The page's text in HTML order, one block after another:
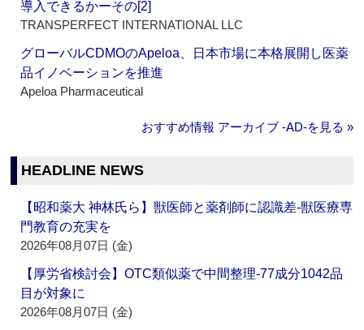
導入できるかーその[2]
TRANSPERFECT INTERNATIONAL LLC
グローバルCDMOのApeloa、日本市場に本格展開し医薬
品イノベーションを推進
Apeloa Pharmaceutical
おすすめ情報 アーカイブ ‐AD‐を見る »
HEADLINE NEWS
【昭和薬大 神林氏ら】獣医師と薬剤師に認識差‐獣医療専
門教育の充実を
2026年08月07日 (金)
【厚労省検討会】OTC類似薬で中間整理‐77成分1042品
目が対象に
2026年08月07日 (金)